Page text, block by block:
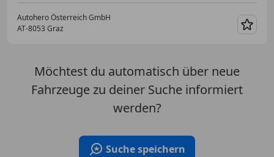
Autohero Österreich GmbH
AT-8053 Graz
Möchtest du automatisch über neue
Fahrzeuge zu deiner Suche informiert
werden?
Suche speichern